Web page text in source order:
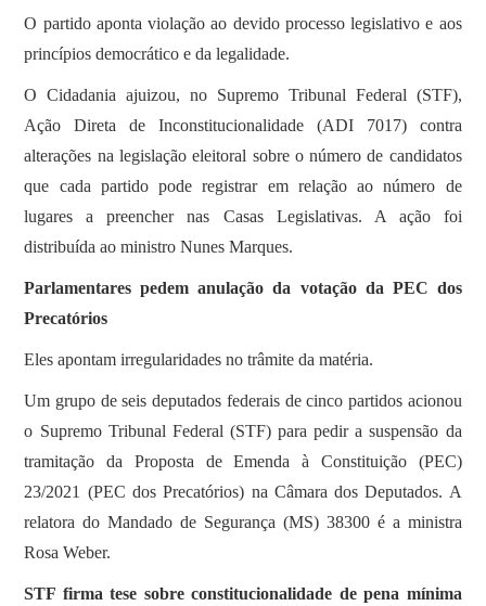
O partido aponta violação ao devido processo legislativo e aos
princípios democrático e da legalidade.
O Cidadania ajuizou, no Supremo Tribunal Federal (STF),
Ação Direta de Inconstitucionalidade (ADI 7017) contra
alterações na legislação eleitoral sobre o número de candidatos
que cada partido pode registrar em relação ao número de
lugares a preencher nas Casas Legislativas. A ação foi
distribuída ao ministro Nunes Marques.
Parlamentares pedem anulação da votação da PEC dos
Precatórios
Eles apontam irregularidades no trâmite da matéria.
Um grupo de seis deputados federais de cinco partidos acionou
o Supremo Tribunal Federal (STF) para pedir a suspensão da
tramitação da Proposta de Emenda à Constituição (PEC)
23/2021 (PEC dos Precatórios) na Câmara dos Deputados. A
relatora do Mandado de Segurança (MS) 38300 é a ministra
Rosa Weber.
STF firma tese sobre constitucionalidade de pena mínima